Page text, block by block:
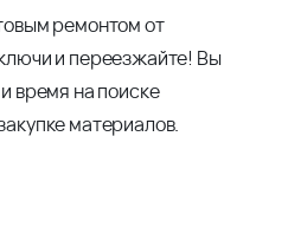
ремонтом от
и переезжайте! Вы
время на поиске
материалов.